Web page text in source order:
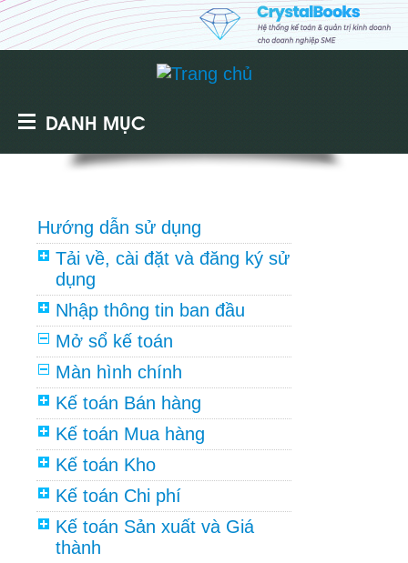
DANH MỤC
Hướng dẫn sử dụng
Tải về, cài đặt và đăng ký sử
dụng
Nhập thông tin ban đầu
Mở sổ kế toán
Màn hình chính
Kế toán Bán hàng
Kế toán Mua hàng
Kế toán Kho
Kế toán Chi phí
Kế toán Sản xuất và Giá
thành